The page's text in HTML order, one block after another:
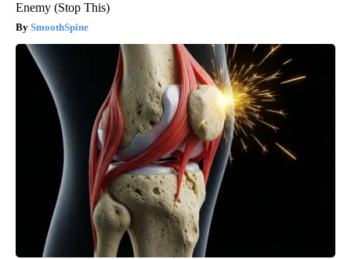
Enemy (Stop This)
SmoothSpine